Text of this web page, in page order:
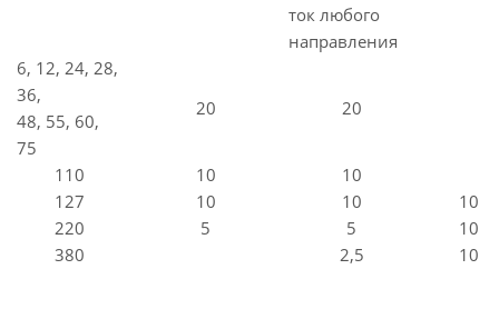
ток любого
направления
6, 12, 24, 28,
36,
48, 55, 60,
75
20 20
110 10
10
127
10 10
10
220
5 5
10
380
2,5 10